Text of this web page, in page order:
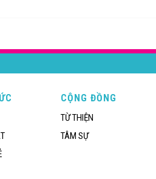
CỘNG ĐỒNG
TỪ THIỆN
TÂM SỰ